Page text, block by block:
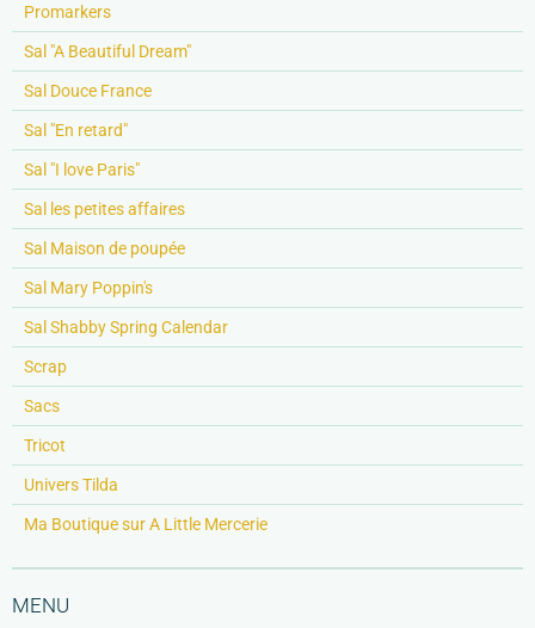
Promarkers
Sal "A Beautiful Dream"
Sal Douce France
Sal "En retard"
Sal "I love Paris"
Sal les petites affaires
Sal Maison de poupée
Sal Mary Poppin's
Sal Shabby Spring Calendar
Scrap
Sacs
Tricot
Univers Tilda
Ma Boutique sur A Little Mercerie
MENU